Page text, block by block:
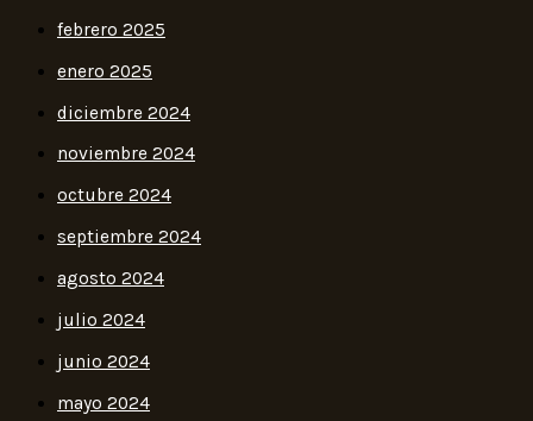
febrero 2025
enero 2025
diciembre 2024
noviembre 2024
octubre 2024
septiembre 2024
agosto 2024
julio 2024
junio 2024
mayo 2024